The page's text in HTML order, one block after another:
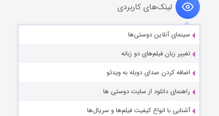
لینک‌های کاربردی
سینمای آنلاین دوستی‌ها
تغییر زبان فیلم‌های دو زبانه
اضافه کردن صدای دوبله به ویدئو
راهنمای دانلود از سایت دوستی ها
آشنایی با انواع کیفیت فیلم‌ها و سریال‌ها